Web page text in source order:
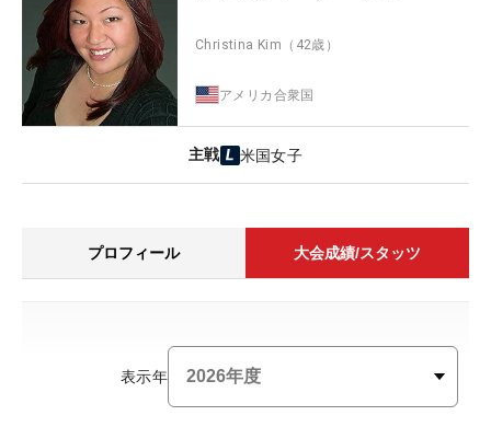
Christina Kim （42歳）
アメリカ合衆国
主戦 米国女子
プロフィール 大会成績/スタッツ
表示年